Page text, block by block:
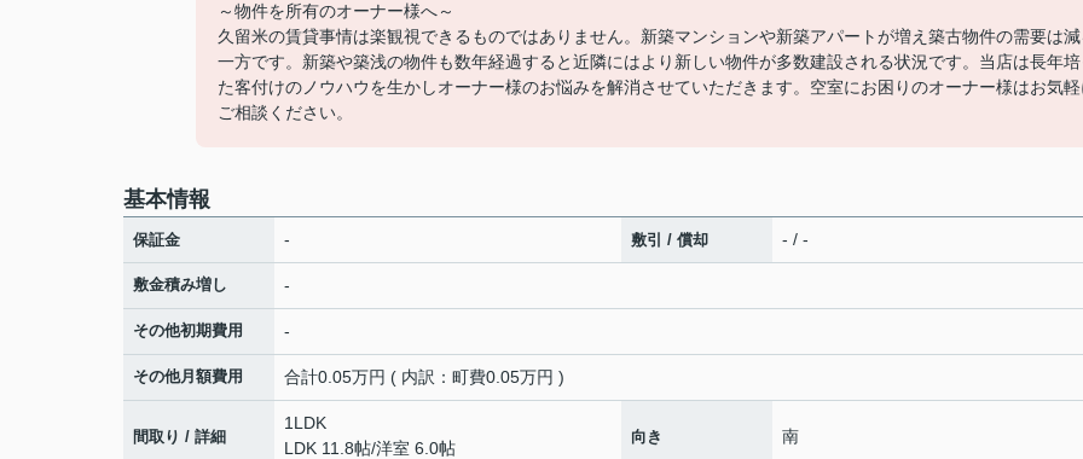
～物件を所有のオーナー様へ～
久留米の賃貸事情は楽観視できるものではありません。新築マンションや新築アパートが増え築古物件の需要は減
一方です。新築や築浅の物件も数年経過すると近隣にはより新しい物件が多数建設される状況です。当店は長年培
た客付けのノウハウを生かしオーナー様のお悩みを解消させていただきます。空室にお困りのオーナー様はお気軽
ご相談ください。
基本情報
保証金 - 敷引 / 償却 - / -
敷金積み増し -
その他初期費用 -
その他月額費用 合計0.05万円 ( 内訳：町費0.05万円 )
間取り / 詳細
1LDK
LDK 11.8帖/洋室 6.0帖
向き 南